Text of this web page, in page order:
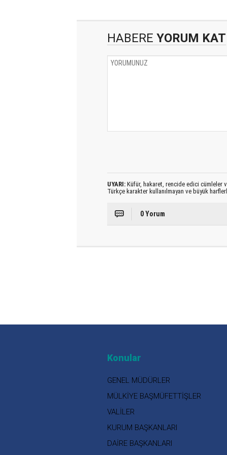
HABERE YORUM KAT
UYARI:Küfür, hakaret, rencide edici cümleler
Türkçe karakter kullanılmayan ve büyük
0 Yorum
Konular
GENEL MÜDÜRLER
MÜLKİYE BAŞMÜFETTİŞLER
VALİLER
KURUM BAŞKANLARI
DAİRE BAŞKANLARI